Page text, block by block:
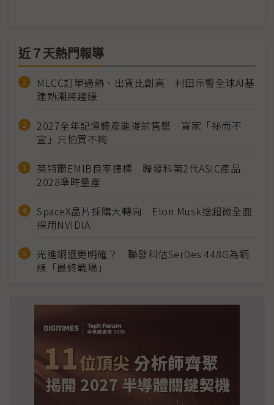
近７天熱門報導
MLCC訂單過熱、出貨比創高 村田示警全球AI基
建熱潮將趨緩
2027全年記憶體產能提前售罄 買家「祕而不
宣」只怕買不夠
英特爾EMIB良率達標 聯發科第2代ASIC產品
2028準時量產
SpaceX晶片採購大轉向 Elon Musk捨超微全面
採用NVIDIA
光進銅退更明確？ 聯發科估SerDes 448G為銅
線「最終戰場」